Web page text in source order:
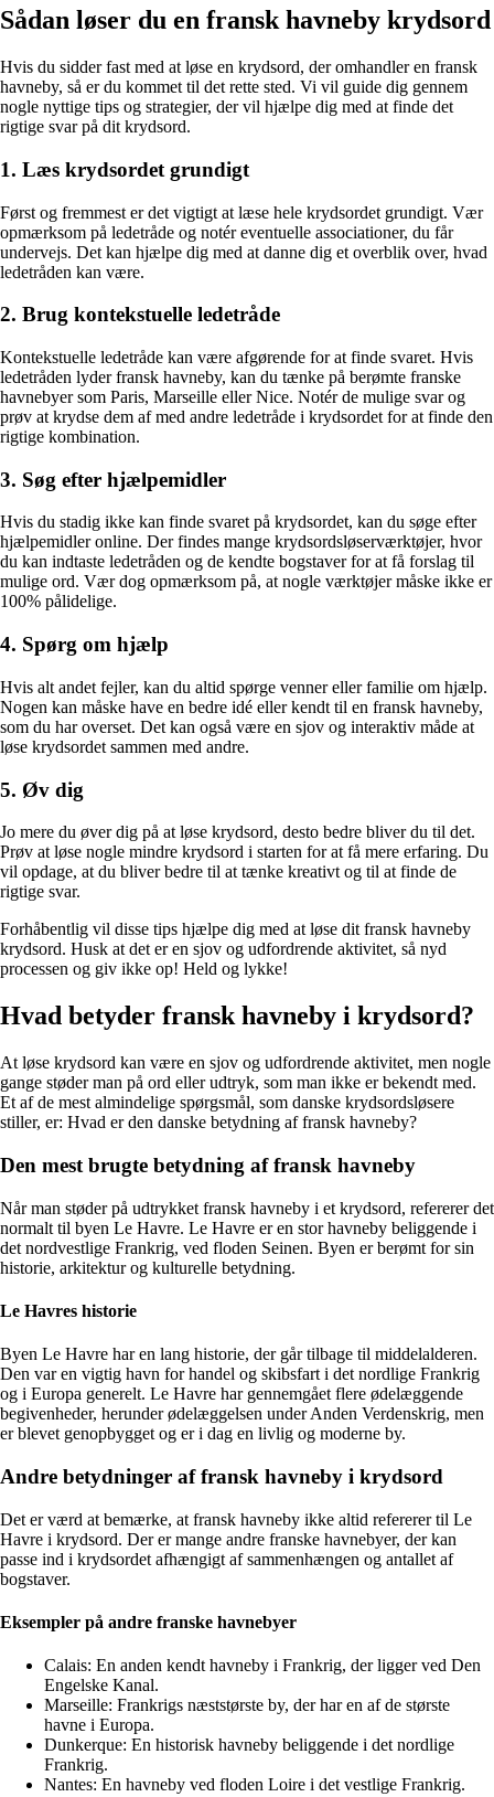
Sådan løser du en fransk havneby krydsord
Hvis du sidder fast med at løse en krydsord, der omhandler en fransk
havneby, så er du kommet til det rette sted. Vi vil guide dig gennem
nogle nyttige tips og strategier, der vil hjælpe dig med at finde det
rigtige svar på dit krydsord.
1. Læs krydsordet grundigt
Først og fremmest er det vigtigt at læse hele krydsordet grundigt. Vær
opmærksom på ledetråde og notér eventuelle associationer, du får
undervejs. Det kan hjælpe dig med at danne dig et overblik over, hvad
ledetråden kan være.
2. Brug kontekstuelle ledetråde
Kontekstuelle ledetråde kan være afgørende for at finde svaret. Hvis
ledetråden lyder fransk havneby, kan du tænke på berømte franske
havnebyer som Paris, Marseille eller Nice. Notér de mulige svar og
prøv at krydse dem af med andre ledetråde i krydsordet for at finde den
rigtige kombination.
3. Søg efter hjælpemidler
Hvis du stadig ikke kan finde svaret på krydsordet, kan du søge efter
hjælpemidler online. Der findes mange krydsordsløserværktøjer, hvor
du kan indtaste ledetråden og de kendte bogstaver for at få forslag til
mulige ord. Vær dog opmærksom på, at nogle værktøjer måske ikke er
100% pålidelige.
4. Spørg om hjælp
Hvis alt andet fejler, kan du altid spørge venner eller familie om hjælp.
Nogen kan måske have en bedre idé eller kendt til en fransk havneby,
som du har overset. Det kan også være en sjov og interaktiv måde at
løse krydsordet sammen med andre.
5. Øv dig
Jo mere du øver dig på at løse krydsord, desto bedre bliver du til det.
Prøv at løse nogle mindre krydsord i starten for at få mere erfaring. Du
vil opdage, at du bliver bedre til at tænke kreativt og til at finde de
rigtige svar.
Forhåbentlig vil disse tips hjælpe dig med at løse dit fransk havneby
krydsord. Husk at det er en sjov og udfordrende aktivitet, så nyd
processen og giv ikke op! Held og lykke!
Hvad betyder fransk havneby i krydsord?
At løse krydsord kan være en sjov og udfordrende aktivitet, men nogle
gange støder man på ord eller udtryk, som man ikke er bekendt med.
Et af de mest almindelige spørgsmål, som danske krydsordsløsere
stiller, er: Hvad er den danske betydning af fransk havneby?
Den mest brugte betydning af fransk havneby
Når man støder på udtrykket fransk havneby i et krydsord, refererer det
normalt til byen Le Havre. Le Havre er en stor havneby beliggende i
det nordvestlige Frankrig, ved floden Seinen. Byen er berømt for sin
historie, arkitektur og kulturelle betydning.
Le Havres historie
Byen Le Havre har en lang historie, der går tilbage til middelalderen.
Den var en vigtig havn for handel og skibsfart i det nordlige Frankrig
og i Europa generelt. Le Havre har gennemgået flere ødelæggende
begivenheder, herunder ødelæggelsen under Anden Verdenskrig, men
er blevet genopbygget og er i dag en livlig og moderne by.
Andre betydninger af fransk havneby i krydsord
Det er værd at bemærke, at fransk havneby ikke altid refererer til Le
Havre i krydsord. Der er mange andre franske havnebyer, der kan
passe ind i krydsordet afhængigt af sammenhængen og antallet af
bogstaver.
Eksempler på andre franske havnebyer
Calais: En anden kendt havneby i Frankrig, der ligger ved Den
Engelske Kanal.
Marseille: Frankrigs næststørste by, der har en af ​​de største
havne i Europa.
Dunkerque: En historisk havneby beliggende i det nordlige
Frankrig.
Nantes: En havneby ved floden Loire i det vestlige Frankrig.